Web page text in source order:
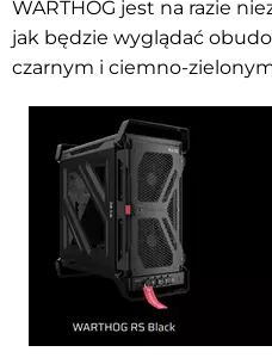
WARTHOG jest na razie
jak będzie wyglądać
czarnym i ciemno-